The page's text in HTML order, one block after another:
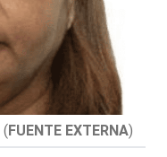
(FUENTE EXTERNA)